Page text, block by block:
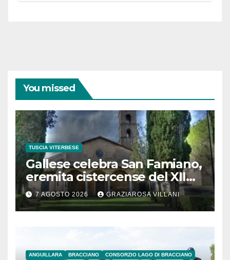
You missed
TUSCIA VITERBESE
Gallese celebra San Famiano,
eremita cistercense del XII
secolo
7 AGOSTO 2026 GRAZIAROSA VILLANI
ANGUILLARA BRACCIANO
CONSORZIO LAGO DI BRACCIANO